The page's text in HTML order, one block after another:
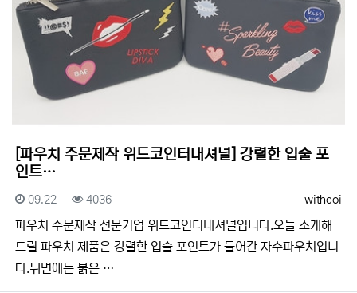
[파우치 주문제작 위드코인터내셔널] 강렬한 입술 포
인트…
등록자
withcoi
등록일
09.22 조회
4036
​​파우치 주문제작 전문기업 위드코인터내셔널입니다.​​오늘 소개해
드릴 파우치 제품은 강렬한 입술 포인트가 들어간 자수파우치입니
다.뒤면에는 붉은 …